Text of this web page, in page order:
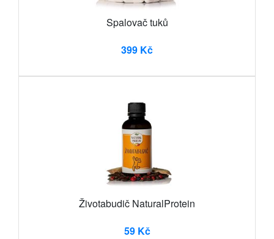
Spalovač tuků
399 Kč
Životabudič NaturalProtein
59 Kč